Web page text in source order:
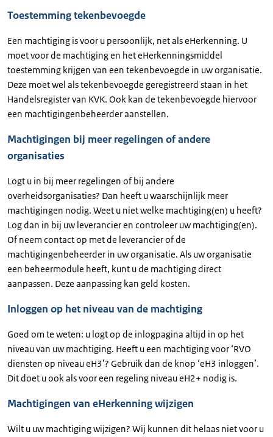
Toestemming tekenbevoegde
Een machtiging is voor u persoonlijk, net als eHerkenning. U
moet voor de machtiging en het eHerkenningsmiddel
toestemming krijgen van een tekenbevoegde in uw organisatie.
Deze moet wel als tekenbevoegde geregistreerd staan in het
Handelsregister van KVK. Ook kan de tekenbevoegde hiervoor
een machtigingenbeheerder aanstellen.
Machtigingen bij meer regelingen of andere
organisaties
Logt u in bij meer regelingen of bij andere
overheidsorganisaties? Dan heeft u waarschijnlijk meer
machtigingen nodig. Weet u niet welke machtiging(en) u heeft?
Log dan in bij uw leverancier en controleer uw machtiging(en).
Of neem contact op met de leverancier of de
machtigingenbeheerder in uw organisatie. Als uw organisatie
een beheermodule heeft, kunt u de machtiging direct
aanpassen. Deze aanpassing kan geld kosten.
Inloggen op het niveau van de machtiging
Goed om te weten: u logt op de inlogpagina altijd in op het
niveau van uw machtiging. Heeft u een machtiging voor ‘RVO
diensten op niveau eH3’? Gebruik dan de knop ‘eH3 inloggen’.
Dit doet u ook als voor een regeling niveau eH2+ nodig is.
Machtigingen van eHerkenning wijzigen
Wilt u uw machtiging wijzigen? Wij kunnen dit helaas niet voor u